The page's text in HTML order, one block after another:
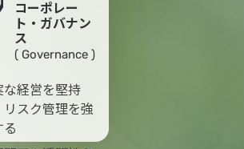
コーポレー
ト・ガバナン
ス
( Governance )
な経営を堅持
リスク管理を強
る